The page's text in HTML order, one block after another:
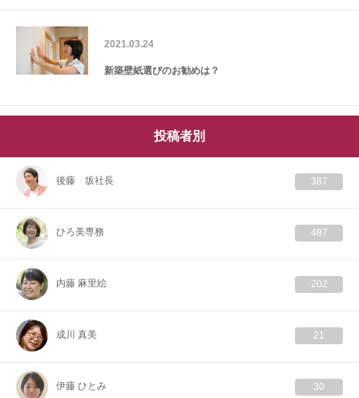
2021.03.24
新築壁紙選びのお勧めは？
投稿者別
後藤 坂社長 387
ひろ美専務 487
内藤 麻里絵 202
成川 真美 21
伊藤 ひとみ 30